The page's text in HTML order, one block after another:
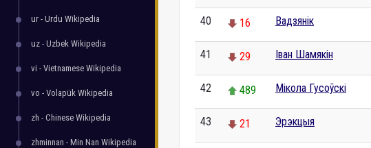
ur - Urdu Wikipedia
uz - Uzbek Wikipedia
vi - Vietnamese Wikipedia
vo - Volapük Wikipedia
zh - Chinese Wikipedia
zhminnan - Min Nan Wikipedia
40 16 Вадзянік
41 29 Іван Шамякін
42 489 Мікола Гусоўскі
43 21 Эрэкцыя